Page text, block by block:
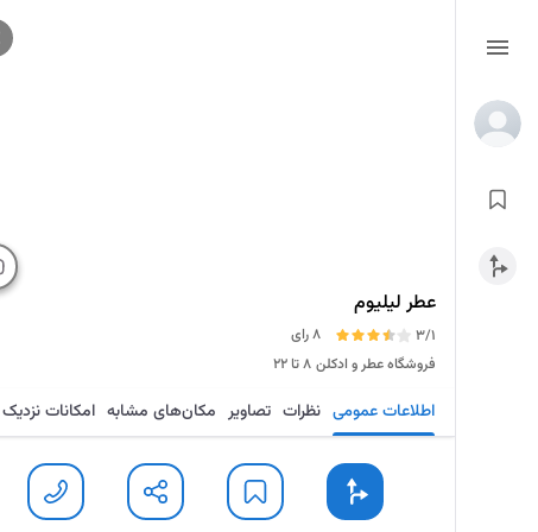
عطر لیلیوم
3/1
8 رای
فروشگاه عطر و ادکلن ۸ تا ۲۲
اطلاعات عمومی نظرات تصاویر مکان‌های مشابه امکانات نزدیک